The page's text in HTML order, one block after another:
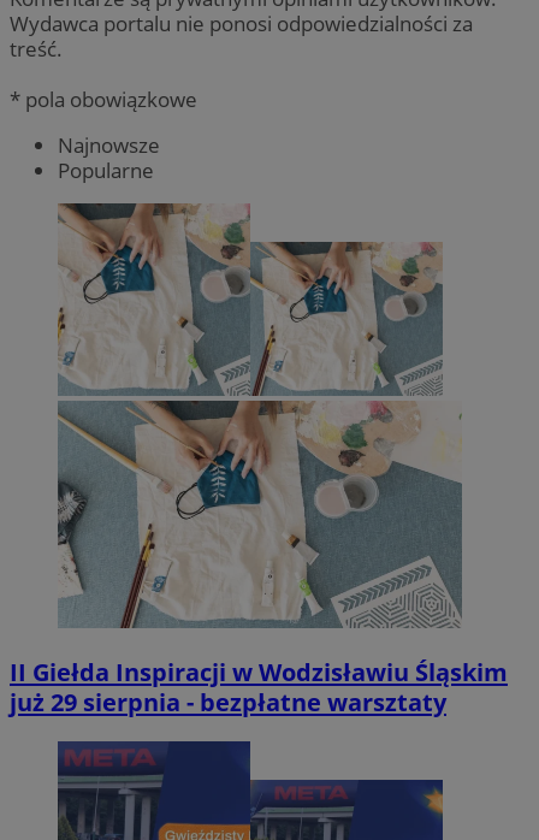
Wydawca portalu nie ponosi odpowiedzialności za
treść.
* pola obowiązkowe
Najnowsze
Popularne
II Giełda Inspiracji w Wodzisławiu Śląskim
już 29 sierpnia - bezpłatne warsztaty